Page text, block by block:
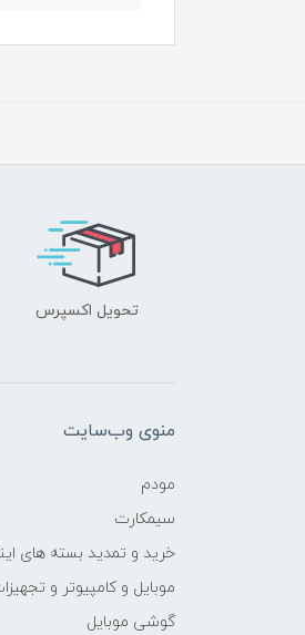
تحویل اکسپرس
منوی وب‌سایت
مودم
سیمکارت
خرید و تمدید بسته های
موبایل و کامپیوتر و
گوشی موبایل